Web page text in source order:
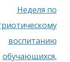
Неделя по
воспитанию
обучающихся,